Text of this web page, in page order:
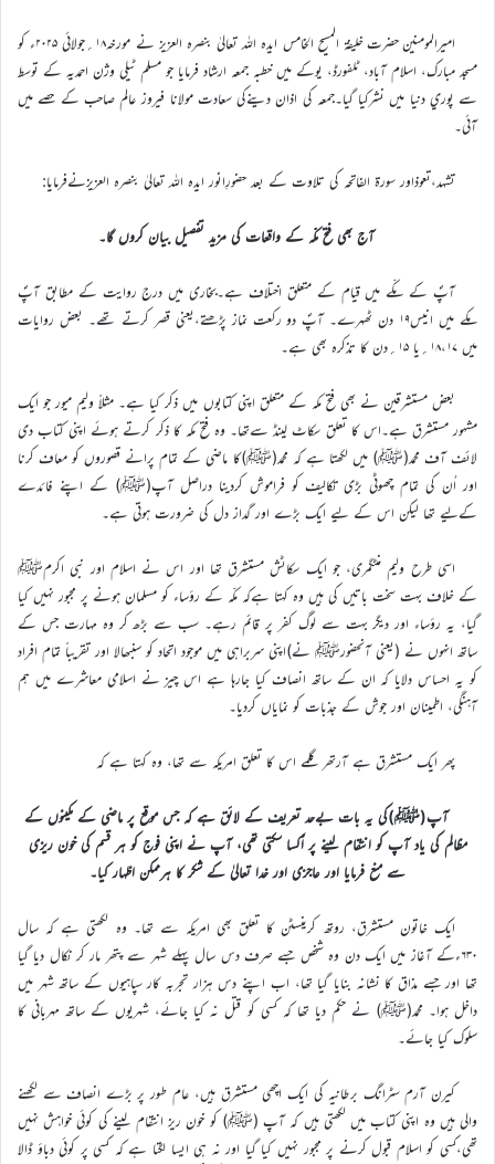
اميرالمومنين حضرت خليفة المسيح الخامس ايدہ اللہ تعاليٰ بنصرہ العزيز نے مورخہ۱۸؍جولائی ۲۰۲۵ء کو
مسجد مبارک، اسلام آباد، ٹلفورڈ، يوکے ميں خطبہ جمعہ ارشاد فرمايا جو مسلم ٹيلي وژن احمديہ کے توسط
سے پوري دنيا ميں نشرکيا گيا۔جمعہ کي اذان دينےکي سعادت مولانا فیروز عالم صاحب کے حصے ميں
آئي۔
تشہد،تعوذاور سورة الفاتحہ کی تلاوت کے بعد حضورِانور ایدہ اللہ تعالیٰ بنصرہ العزیزنےفرمایا:
آج بھی فتح مکّہ کے واقعات کی مزید تفصیل بیان کروں گا۔
آپؐ کے مکّے میں قیام کے متعلق اختلاف ہے۔بخاری میں درج روایت کے مطابق آپؐ
مکے میں انیس۱۹ دن ٹھہرے۔ آپؐ دو رکعت نماز پڑھتے،یعنی قصر کرتے تھے۔ بعض روایات
میں ۱۸،۱۷؍یا ۱۵؍دن کا تذکرہ بھی ہے۔
بعض مستشرقین نے بھی فتح مکہ کے متعلق اپنی کتابوں میں ذکر کیا ہے۔ مثلاً ولیم میور جو ایک
مشہور مستشرق ہے۔اس کا تعلق سکاٹ لینڈ سےتھا۔ وہ فتح مکہ کا ذکر کرتے ہوئے اپنی کتاب دی
لائف آف محمد(ﷺ) میں لکھتا ہے کہ محمد(ﷺ)کا ماضی کے تمام پرانے قصوروں کو معاف کرنا
اور اُن کی تمام چھوٹی بڑی تکالیف کو فراموش کردینا دراصل آپ(ﷺ) کے اپنے فائدے
کےلیے تھا لیکن اس کے لیے ایک بڑے اور گداز دل کی ضرورت ہوتی ہے۔
اسی طرح ولیم منٹگمری، جو ایک سکاٹش مستشرق تھا اور اس نے اسلام اور نبی اکرمﷺ
کے خلاف بہت سخت باتیں کی ہیں وہ کہتا ہےکہ مکّہ کے رؤساء کو مسلمان ہونے پر مجبور نہیں کیا
گیا، یہ رؤساء اور دیگر بہت سے لوگ کفر پر قائم رہے۔ سب سے بڑھ کر وہ مہارت جس کے
ساتھ انہوں نے (یعنی آنحضورﷺ نے)اپنی سربراہی میں موجود اتحاد کو سنبھالا اور تقریباً تمام افراد
کو یہ احساس دلایا کہ ان کے ساتھ انصاف کیا جارہا ہے اس چیز نے اسلامی معاشرے میں ہم
آہنگی، اطمینان اور جوش کے جذبات کو نمایاں کردیا۔
پھر ایک مستشرق ہے آرتھر گلمے اس کا تعلق امریکہ سے تھا، وہ کہتا ہے کہ
آپ(ﷺ)کی یہ بات بےحد تعریف کے لائق ہے کہ جس موقع پر ماضی کے مکینوں کے
مظالم کی یاد آپ کو انتقام لینے پر اُکسا سکتی تھی، آپ نے اپنی فوج کو ہر قسم کی خون ریزی
سے منع فرمایا اور عاجزی اور خدا تعالیٰ کے شکر کا ہرممکن اظہار کیا۔
ایک خاتون مستشرق، روتھ کرینسٹن کا تعلق بھی امریکہ سے تھا۔ وہ لکھتی ہے کہ سال
۶۳۰ءکے آغاز میں ایک دن وہ شخص جسے صرف دس سال پہلے شہر سے پتھر مار کر نکال دیا گیا
تھا اور جسے مذاق کا نشانہ بنایا گیا تھا، اب اپنے دس ہزار تجربہ کار سپاہیوں کے ساتھ شہر میں
داخل ہوا۔ محمد(ﷺ) نے حکم دیا تھا کہ کسی کو قتل نہ کیا جائے، شہریوں کے ساتھ مہربانی کا
سلوک کیا جائے۔
کیرن آرم سٹرانگ برطانیہ کی ایک اچھی مستشرق ہیں، عام طور پر بڑے انصاف سے لکھنے
والی ہیں وہ اپنی کتاب میں لکھتی ہیں کہ آپ (ﷺ) کو خون ریز انتقام لینے کی کوئی خواہش نہیں
تھی،کسی کو اسلام قبول کرنے پر مجبور نہیں کیا گیا اور نہ ہی ایسا لگتا ہے کہ کسی پر کوئی دباؤ ڈالا